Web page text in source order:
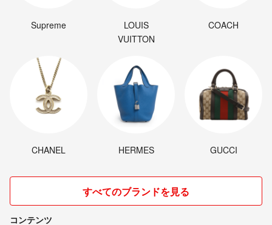
Supreme
LOUIS
VUITTON
COACH
CHANEL HERMES GUCCI
すべてのブランドを見る
コンテンツ